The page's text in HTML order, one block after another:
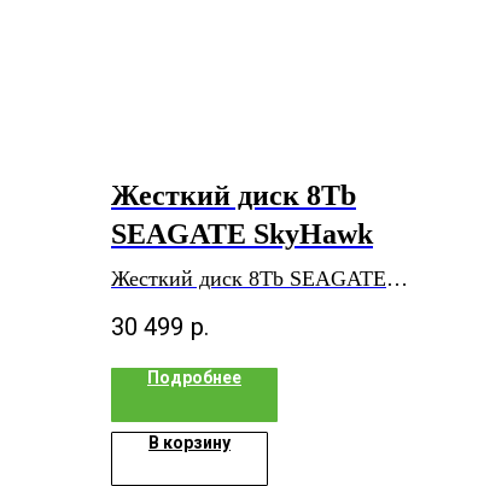
Жесткий диск 8Tb
SEAGATE SkyHawk
Жесткий диск 8Tb SEAGATE
SkyHawk
30 499 р.
Подробнее
В корзину